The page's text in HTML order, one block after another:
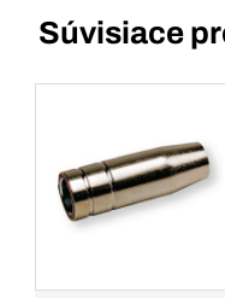
Súvisiace